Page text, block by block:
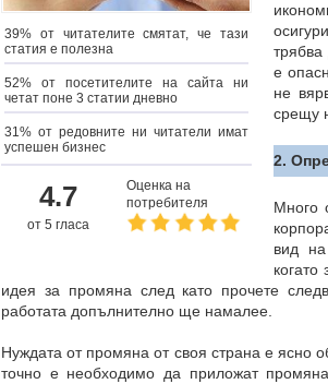
39% от читателите смятат, че тази
статия е полезна
52% от посетителите на сайта ни
четат поне 3 статии дневно
31% от редовните ни читатели имат
успешен бизнес
4.7
от 5 гласа
Оценка на
потребителя
е
не
срещу
2.
Много
вид
идея за промяна след като прочете
работата допълнително ще намалее.
Нуждата от промяна от своя страна е ясно
точно е необходимо да приложат